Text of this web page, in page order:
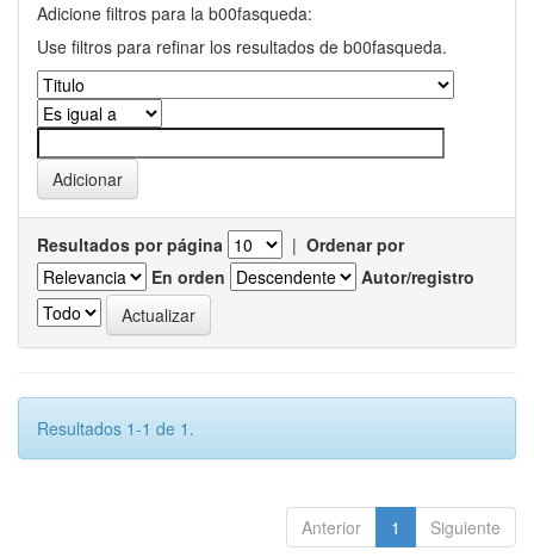
Adicione filtros para la b00fasqueda:
Use filtros para refinar los resultados de b00fasqueda.
Resultados por página | Ordenar por
En orden
Autor/registro
Resultados 1-1 de 1.
Anterior 1 Siguiente